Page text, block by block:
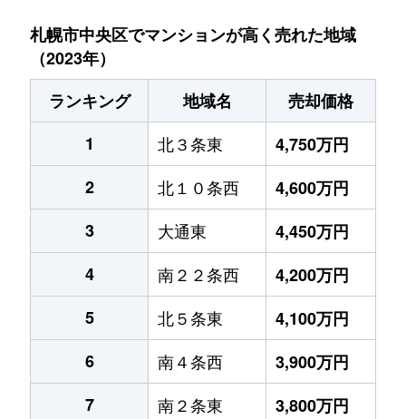
札幌市中央区でマンションが高く売れた地域
（2023年）
ランキング
地域名
売却価格
1
北３条東
4,750万円
2
北１０条西
4,600万円
3
大通東
4,450万円
4
南２２条西
4,200万円
5
北５条東
4,100万円
6
南４条西
3,900万円
7
南２条東 3,800万円